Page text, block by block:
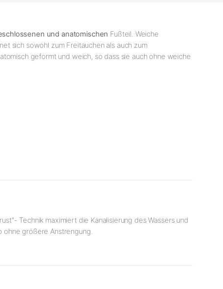
und anatomischen Fußteil. Weiche
sich sowohl zum Freitauchen als auch zum
geformt und weich, so dass sie auch ohne weiche
Technik maximiert die Kanalisierung des Wassers und
ohne größere Anstrengung.